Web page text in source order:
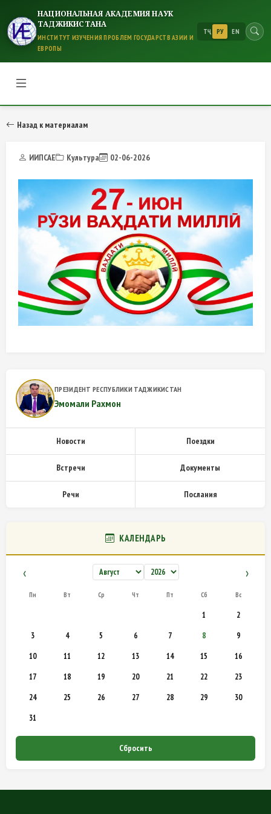
НАЦИОНАЛЬНАЯ АКАДЕМИЯ НАУК
ТАДЖИКИСТАНА
ИНСТИТУТ ИЗУЧЕНИЯ ПРОБЛЕМ ГОСУДАРСТВ АЗИИ И
ЕВРОПЫ
ТҶ РУ EN
Назад к материалам
ИИПСАЕ Культура 02-06-2026
ПРЕЗИДЕНТ РЕСПУБЛИКИ ТАДЖИКИСТАН
Эмомали Рахмон
Новости Поездки
Встречи Документы
Речи Послания
КАЛЕНДАРЬ
‹ ›
Пн Вт Ср Чт Пт Сб Вс
1
2
3
4 5 6 7 8
9
10
11 12 13 14 15
16
17
18 19 20 21 22
23
24
25 26 27 28 29
30
31
Сбросить